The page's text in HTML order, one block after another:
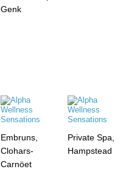
Genk
Embruns,
Clohars-
Carnöet
Private Spa,
Hampstead